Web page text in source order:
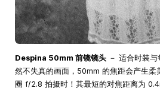
Despina 50mm 前镜镜头 － 适合时装
然不失真的画面，50mm 的焦距会产生柔
圈 f/2.8 拍摄时！其最短的对焦距离为